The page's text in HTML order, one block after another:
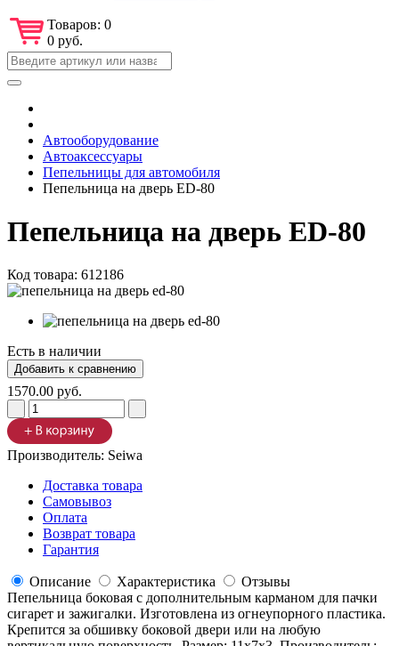
Товаров: 0
0 руб.
Автооборудование
Автоаксессуары
Пепельницы для автомобиля
Пепельница на дверь ED-80
Пепельница на дверь ED-80
Код товара: 612186
Есть в наличии
1570.00 руб.
Производитель: Seiwa
Доставка товара
Самовывоз
Оплата
Возврат товара
Гарантия
Описание Характеристика
Отзывы
Пепельница боковая с дополнительным карманом для пачки
сигарет и зажигалки. Изготовлена из огнеупорного пластика.
Крепится за обшивку боковой двери или на любую